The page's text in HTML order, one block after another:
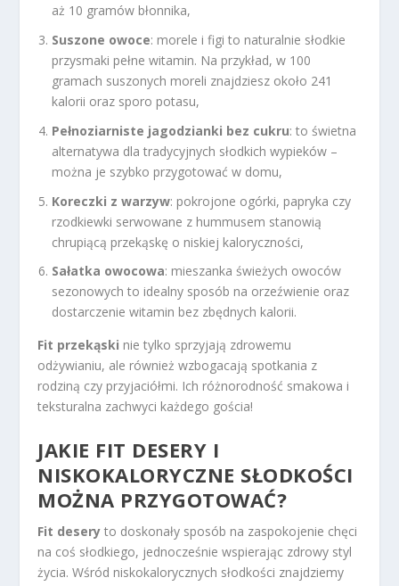
aż 10 gramów błonnika,
Suszone owoce: morele i figi to naturalnie słodkie
przysmaki pełne witamin. Na przykład, w 100
gramach suszonych moreli znajdziesz około 241
kalorii oraz sporo potasu,
Pełnoziarniste jagodzianki bez cukru: to świetna
alternatywa dla tradycyjnych słodkich wypieków –
można je szybko przygotować w domu,
Koreczki z warzyw: pokrojone ogórki, papryka czy
rzodkiewki serwowane z hummusem stanowią
chrupiącą przekąskę o niskiej kaloryczności,
Sałatka owocowa: mieszanka świeżych owoców
sezonowych to idealny sposób na orzeźwienie oraz
dostarczenie witamin bez zbędnych kalorii.
Fit przekąski nie tylko sprzyjają zdrowemu
odżywianiu, ale również wzbogacają spotkania z
rodziną czy przyjaciółmi. Ich różnorodność smakowa i
teksturalna zachwyci każdego gościa!
JAKIE FIT DESERY I
NISKOKALORYCZNE SŁODKOŚCI
MOŻNA PRZYGOTOWAĆ?
Fit desery to doskonały sposób na zaspokojenie chęci
na coś słodkiego, jednocześnie wspierając zdrowy styl
życia. Wśród niskokalorycznych słodkości znajdziemy